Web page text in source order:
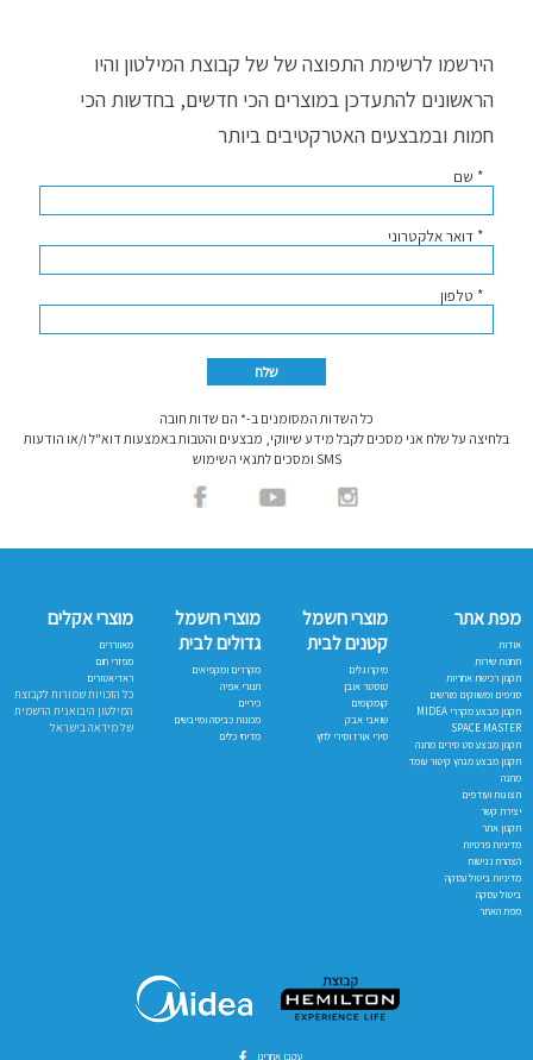
הירשמו לרשימת התפוצה של של קבוצת המילטון והיו
הראשונים להתעדכן במוצרים הכי חדשים, בחדשות הכי
חמות ובמבצעים האטרקטיבים ביותר
* שם
* דואר אלקטרוני
* טלפון
כל השדות המסומנים ב-* הם שדות חובה
בלחיצה על שלח אני מסכים לקבל מידע שיווקי, מבצעים והטבות באמצעות דוא"ל ו/או הודעות
SMS ומסכים לתנאי השימוש
מפת אתר
אודות
תחנות שירות
תקנון רכישת אחריות
סניפים ומשווקים מורשים
תקנון מבצע מקררי MIDEA
SPACE MASTER
תקנון מבצע סט סירים מתנה
תקנון מבצע מגהץ קיטור עומד
מתנה
תצוגות ועודפים
יצירת קשר
תקנון אתר
מדיניות פרטיות
הצהרת נגישות
מדיניות ביטול עסקה
ביטול עסקה
מפת האתר
מוצרי חשמל
קטנים לבית
מיקרוגלים
טוסטר אובן
קומקומים
שואבי אבק
סירי אורז וסירי לחץ
מוצרי חשמל
גדולים לבית
מקררים ומקפיאים
תנורי אפיה
כיריים
מכונות כביסה ומייבשים
מדיחי כלים
מוצרי אקלים
מאווררים
מפזרי חום
ראדיאטורים
כל הזכויות שמורות לקבוצת
המילטון היבואנית הרשמית
של מידאה בישראל